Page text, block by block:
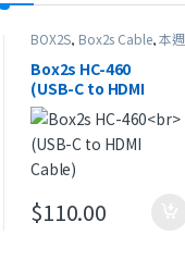
到 $148.00
頁面選擇選項
BOX2S, Box2s Cable,本週
Box2s HC-460
(USB-C to HDMI
Cable)
$110.00